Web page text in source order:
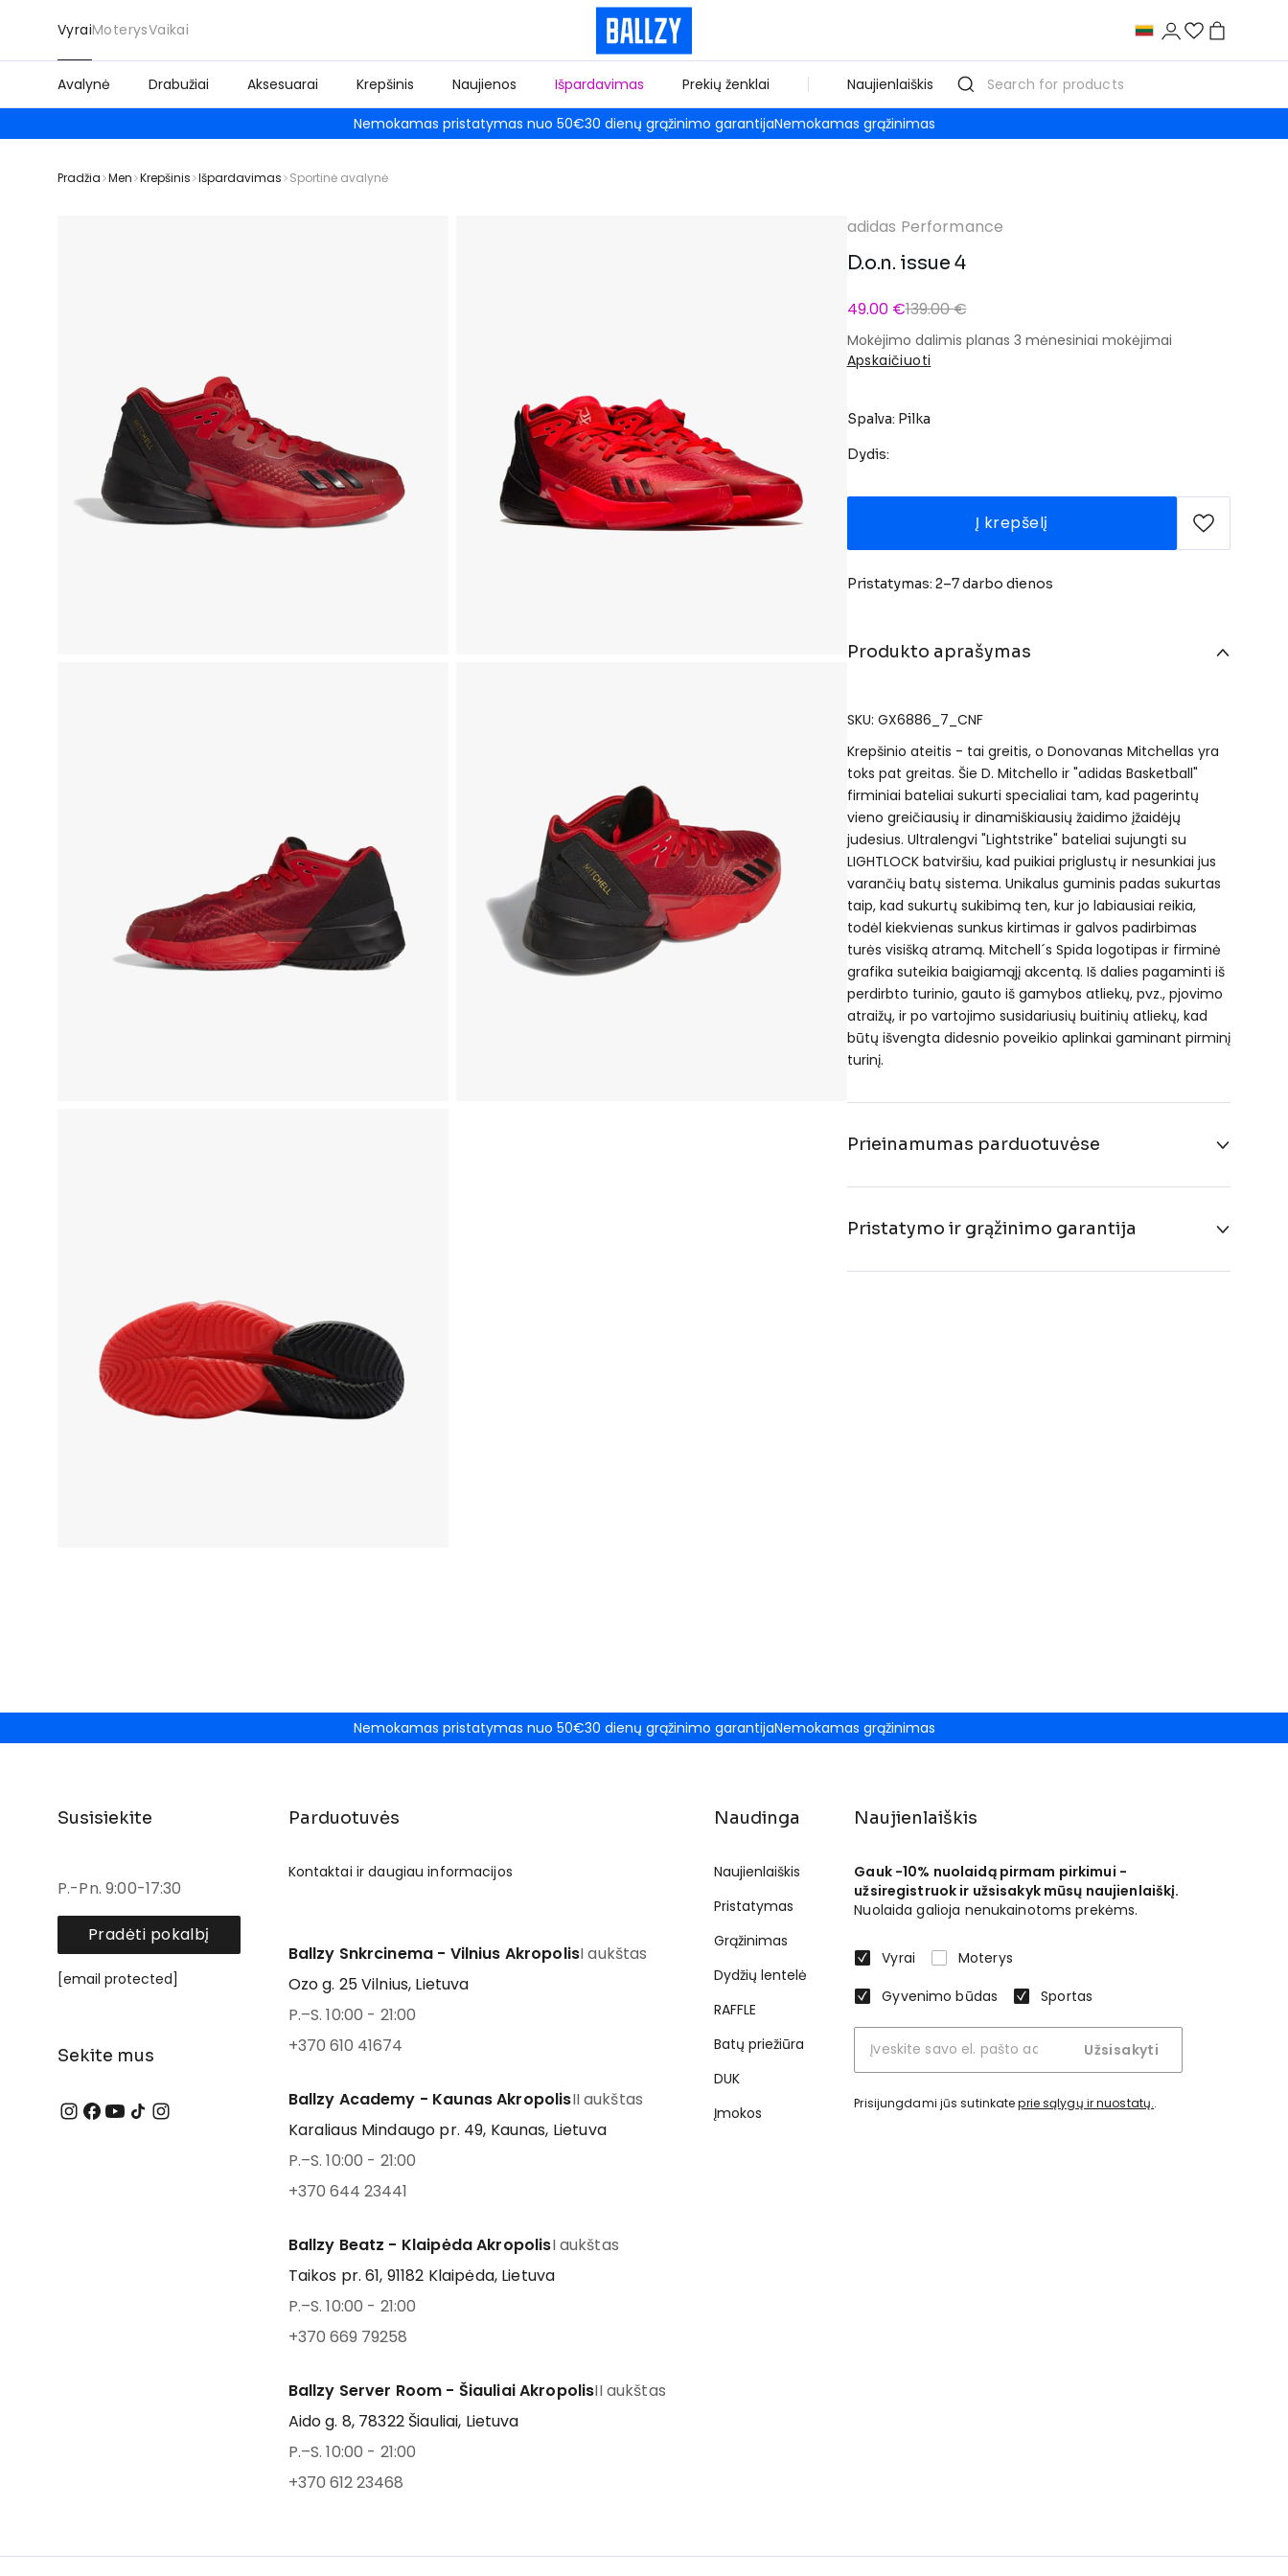
VyraiMoterysVaikai
Avalynė Drabužiai Aksesuarai Krepšinis Naujienos Išpardavimas Prekių ženklai Naujienlaiškis
Nemokamas pristatymas nuo 50€30 dienų grąžinimo garantijaNemokamas grąžinimas
Pradžia Men Krepšinis Išpardavimas Sportinė avalynė
adidas Performance
D.o.n. issue 4
49.00 €139.00 €
Mokėjimo dalimis planas 3 mėnesiniai mokėjimai
Apskaičiuoti
Spalva: Pilka
Dydis:
Į krepšelį
Pristatymas: 2–7 darbo dienos
Produkto aprašymas
SKU: GX6886_7_CNF
Krepšinio ateitis - tai greitis, o Donovanas Mitchellas yra
toks pat greitas. Šie D. Mitchello ir "adidas Basketball"
firminiai bateliai sukurti specialiai tam, kad pagerintų
vieno greičiausių ir dinamiškiausių žaidimo įžaidėjų
judesius. Ultralengvi "Lightstrike" bateliai sujungti su
LIGHTLOCK batviršiu, kad puikiai priglustų ir nesunkiai jus
varančių batų sistema. Unikalus guminis padas sukurtas
taip, kad sukurtų sukibimą ten, kur jo labiausiai reikia,
todėl kiekvienas sunkus kirtimas ir galvos padirbimas
turės visišką atramą. Mitchell´s Spida logotipas ir firminė
grafika suteikia baigiamąjį akcentą. Iš dalies pagaminti iš
perdirbto turinio, gauto iš gamybos atliekų, pvz., pjovimo
atraižų, ir po vartojimo susidariusių buitinių atliekų, kad
būtų išvengta didesnio poveikio aplinkai gaminant pirminį
turinį.
Prieinamumas parduotuvėse
Pristatymo ir grąžinimo garantija
Nemokamas pristatymas nuo 50€30 dienų grąžinimo garantijaNemokamas grąžinimas
Susisiekite
P.-Pn. 9:00-17:30
Pradėti pokalbį
[email protected]
Sekite mus
Parduotuvės
Kontaktai ir daugiau informacijos
Ballzy Snkrcinema - Vilnius AkropolisI aukštas
Ozo g. 25 Vilnius, Lietuva
P.–S. 10:00 - 21:00
+370 610 41674
Ballzy Academy - Kaunas AkropolisII aukštas
Karaliaus Mindaugo pr. 49, Kaunas, Lietuva
P.–S. 10:00 - 21:00
+370 644 23441
Ballzy Beatz - Klaipėda AkropolisI aukštas
Taikos pr. 61, 91182 Klaipėda, Lietuva
P.–S. 10:00 - 21:00
+370 669 79258
Ballzy Server Room - Šiauliai AkropolisII aukštas
Aido g. 8, 78322 Šiauliai, Lietuva
P.–S. 10:00 - 21:00
+370 612 23468
Naudinga
Naujienlaiškis
Pristatymas
Grąžinimas
Dydžių lentelė
RAFFLE
Batų priežiūra
DUK
Įmokos
Naujienlaiškis
Gauk -10% nuolaidą pirmam pirkimui -
užsiregistruok ir užsisakyk mūsų naujienlaiškį.
Nuolaida galioja nenukainotoms prekėms.
Vyrai
Moterys
Gyvenimo būdas
Sportas
Užsisakyti
Prisijungdami jūs sutinkateprie sąlygų ir nuostatų..